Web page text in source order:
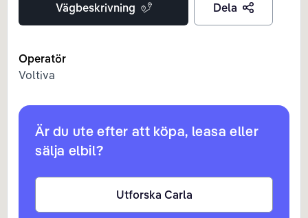
Vägbeskrivning Dela
Operatör
Voltiva
Är du ute efter att köpa, leasa eller
sälja elbil?
Utforska Carla